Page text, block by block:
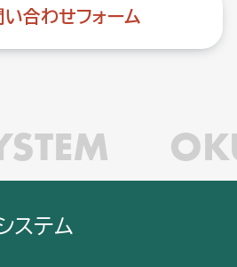
い合わせフォーム
ステム